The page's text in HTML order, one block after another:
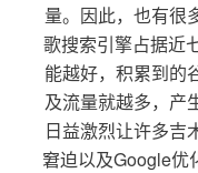
量。因此，也有很
歌搜索引擎占据近
能越好，积累到的
及流量就越多，产
日益激烈让许多吉
窘迫以及Google优